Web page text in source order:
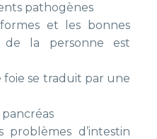
pathogènes
et les bonnes
de la personne est
foie se traduit par une
problèmes d’intestin